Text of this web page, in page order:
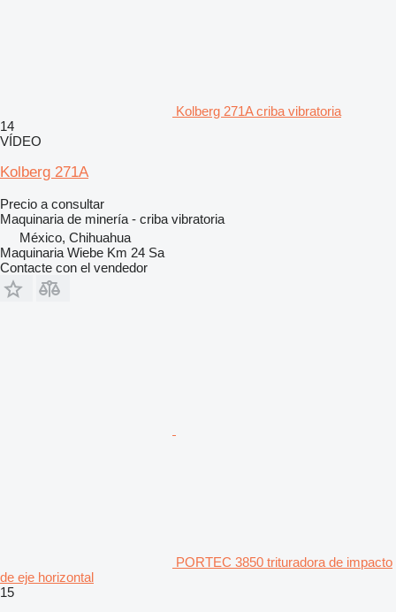
Kolberg 271A criba vibratoria
14
VÍDEO
Kolberg 271A
Precio a consultar
Maquinaria de minería - criba vibratoria
México, Chihuahua
Maquinaria Wiebe Km 24 Sa
Contacte con el vendedor
PORTEC 3850 trituradora de impacto
de eje horizontal
15